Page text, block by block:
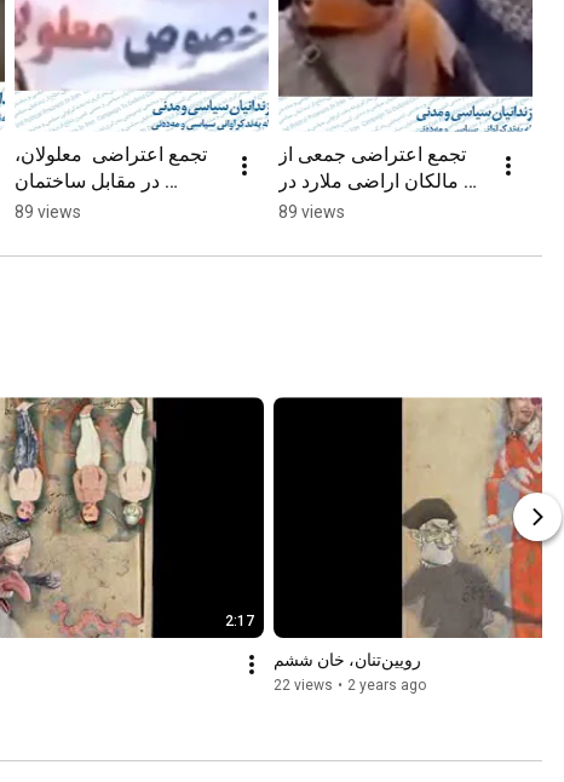
تجمع اعتراضی  معلولان،
در مقابل ساختمان
شهرداری تهران
89 views
تجمع اعتراضی جمعی از
مالکان اراضی ملارد در
اعتراض به تصرف اراضی
89 views
2:17
رویین‌تنان، خان ششم
22 views • 2 years ago